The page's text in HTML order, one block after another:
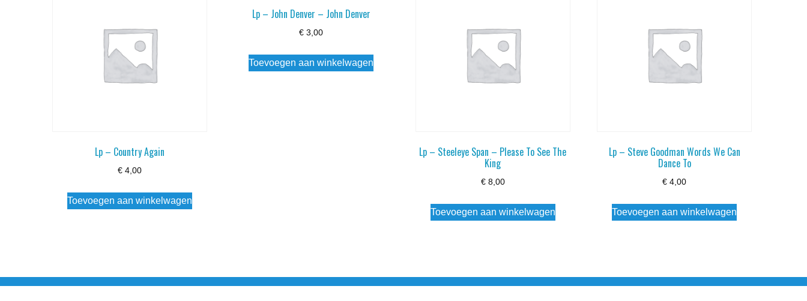
Lp – Country Again
€4,00
Toevoegen aan winkelwagen
Lp – John Denver – John Denver
€ 3,00
Toevoegen aan winkelwagen
Lp – Steeleye Span – Please To See The
King
€8,00
Toevoegen aan winkelwagen
Lp – Steve Goodman Words We Can
Dance To
€ 4,00
Toevoegen aan winkelwagen